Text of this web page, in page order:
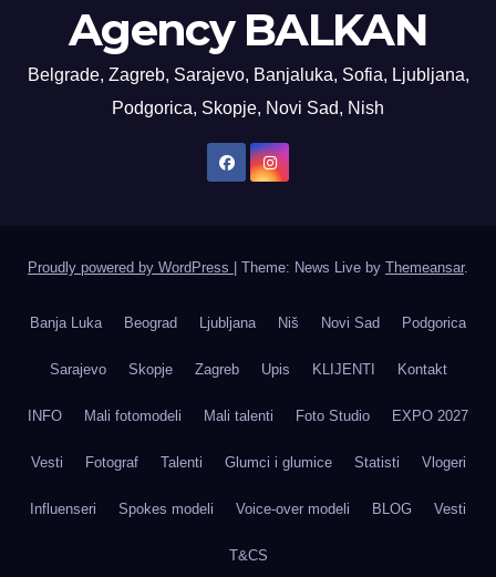
Agency BALKAN
Belgrade, Zagreb, Sarajevo, Banjaluka, Sofia, Ljubljana,
Podgorica, Skopje, Novi Sad, Nish
Proudly powered by WordPress Theme: News Live by Themeansar.
Banja Luka Beograd Ljubljana Niš Novi Sad Podgorica
Sarajevo Skopje Zagreb Upis KLIJENTI Kontakt
INFO Mali fotomodeli Mali talenti Foto Studio EXPO 2027
Vesti Fotograf Talenti Glumci i glumice Statisti Vlogeri
Influenseri Spokes modeli Voice-over modeli BLOG Vesti
T&CS